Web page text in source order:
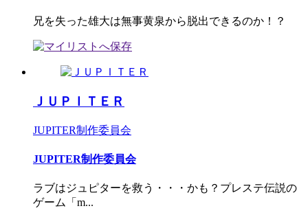
兄を失った雄大は無事黄泉から脱出できるのか！？
ＪＵＰＩＴＥＲ
JUPITER制作委員会
JUPITER制作委員会
ラブはジュピターを救う・・・かも？プレステ伝説の
ゲーム「m...